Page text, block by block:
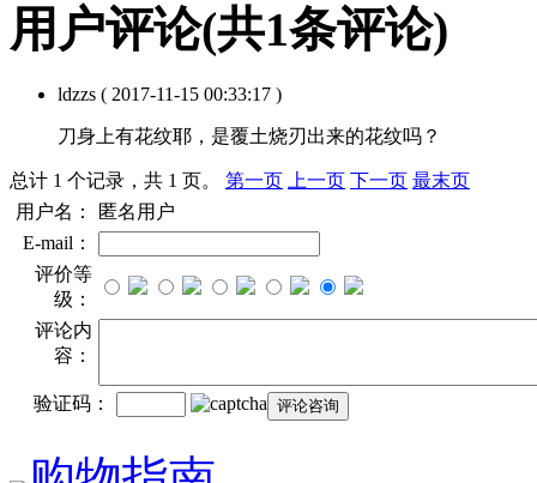
用户评论(共1条评论)
ldzzs ( 2017-11-15 00:33:17 )
刀身上有花纹耶，是覆土烧刃出来的花纹吗？
总计 1 个记录，共 1 页。 第一页 上一页 下一页 最末页
用户名：
匿名用户
E-mail：
评价等
级：
评论内
容：
验证码：